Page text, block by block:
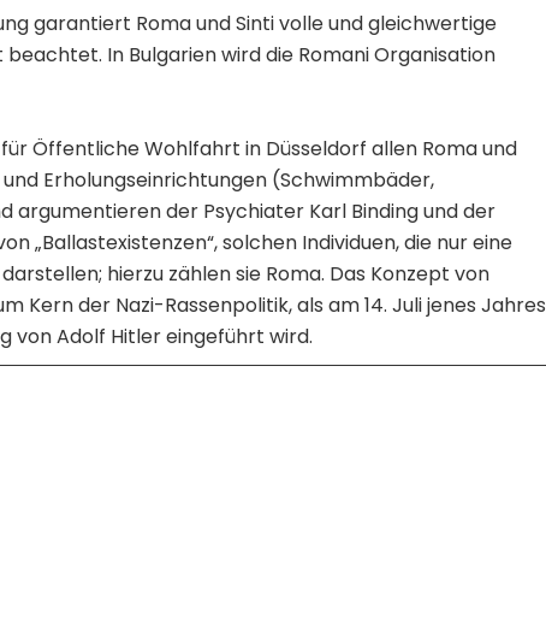
garantiert Roma und Sinti volle und gleichwertige
In Bulgarien wird die Romani Organisation
Öffentliche Wohlfahrt in Düsseldorf allen Roma und
Erholungseinrichtungen (Schwimmbäder,
argumentieren der Psychiater Karl Binding und der
„Ballastexistenzen“, solchen Individuen, die nur eine
hierzu zählen sie Roma. Das Konzept von
Kern der Nazi-Rassenpolitik, als am 14. Juli jenes Jahres
von Adolf Hitler eingeführt wird.